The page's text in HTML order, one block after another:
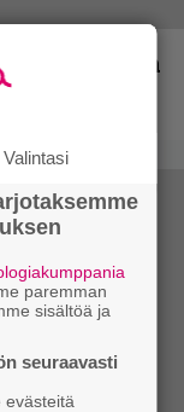
kotimaisen
Valintasi
paremman
sisältöä ja
seuraavasti
evästeitä